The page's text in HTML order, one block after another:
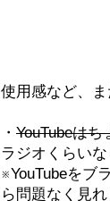
使用感など、
・ YouTubeは
ラジオくらいな
※YouTubeをブ
ら問題なく見れ